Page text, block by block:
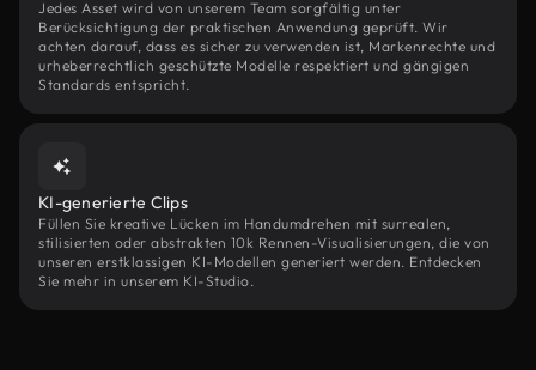
Jedes Asset wird von unserem Team sorgfältig unter
Berücksichtigung der praktischen Anwendung geprüft. Wir
achten darauf, dass es sicher zu verwenden ist, Markenrechte und
urheberrechtlich geschützte Modelle respektiert und gängigen
Standards entspricht.
KI-generierte Clips
Füllen Sie kreative Lücken im Handumdrehen mit surrealen,
stilisierten oder abstrakten 10k Rennen-Visualisierungen, die von
unseren erstklassigen KI-Modellen generiert werden. Entdecken
Sie mehr in unserem KI-Studio.